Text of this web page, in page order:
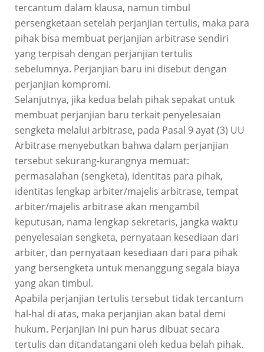
tercantum dalam klausa, namun timbul
persengketaan setelah perjanjian tertulis, maka para
pihak bisa membuat perjanjian arbitrase sendiri
yang terpisah dengan perjanjian tertulis
sebelumnya. Perjanjian baru ini disebut dengan
perjanjian kompromi.
Selanjutnya, jika kedua belah pihak sepakat untuk
membuat perjanjian baru terkait penyelesaian
sengketa melalui arbitrase, pada Pasal 9 ayat (3) UU
Arbitrase menyebutkan bahwa dalam perjanjian
tersebut sekurang-kurangnya memuat:
permasalahan (sengketa), identitas para pihak,
identitas lengkap arbiter/majelis arbitrase, tempat
arbiter/majelis arbitrase akan mengambil
keputusan, nama lengkap sekretaris, jangka waktu
penyelesaian sengketa, pernyataan kesediaan dari
arbiter, dan pernyataan kesediaan dari para pihak
yang bersengketa untuk menanggung segala biaya
yang akan timbul.
Apabila perjanjian tertulis tersebut tidak tercantum
hal-hal di atas, maka perjanjian akan batal demi
hukum. Perjanjian ini pun harus dibuat secara
tertulis dan ditandatangani oleh kedua belah pihak.